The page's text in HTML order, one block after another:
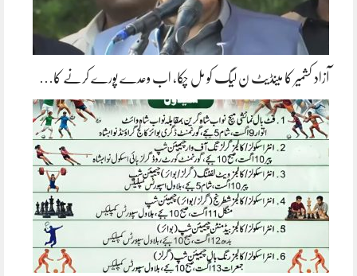
آزاد کشمیر کا مینڈیٹ ن لیگ کو مل چکا، اب وعدے پورے کرنے کا…